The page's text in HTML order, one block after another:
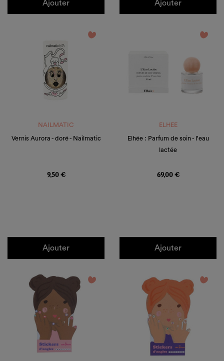
Ajouter Ajouter
favorite_border
NAILMATIC
Vernis Aurora - doré - Nailmatic
9,50 €
Ajouter
favorite_border
ELHEE
Elhée : Parfum de soin - l'eau
lactée
69,00 €
Ajouter
favorite_border favorite_border